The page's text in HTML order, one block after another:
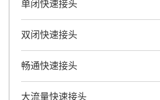
单闭快速接头
双闭快速接头
畅通快速接头
大流量快速接头